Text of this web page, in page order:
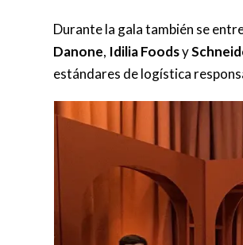
Durante la gala también se
Danone, Idilia Foodsy
estándares de logística